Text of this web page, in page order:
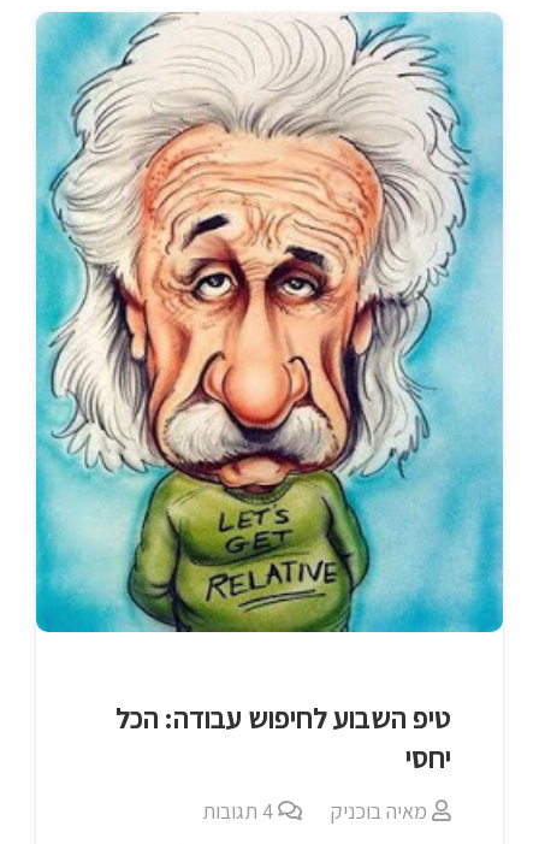
טיפ השבוע לחיפוש עבודה: הכל
יחסי
מאיה בוכניק 4 תגובות